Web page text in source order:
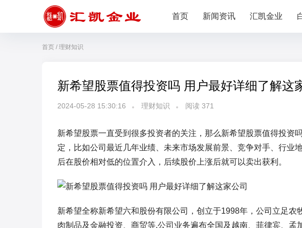
首页 新闻资讯 汇凯金业
首页 / 理财知识
新希望股票值得投资吗 用户最好详细了解这
2024-05-28 15:30:16 理财知识 阅读 371
新希望股票一直受到很多投资者的关注，那么新希望股票值得投资
定，比如公司最近几年业绩、未来市场发展前景、竞争对手、行业
后在股价相对低的位置介入，后续股价上涨后就可以卖出获利。
新希望全称新希望六和股份有限公司，创立于1998年，公司立足农
肉制品及金融投资、商贸等,公司业务遍布全国及越南、菲律宾、